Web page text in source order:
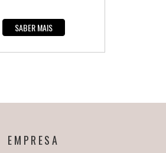
SABER MAIS
EMPRESA